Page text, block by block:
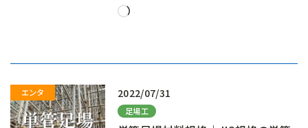
読
2022/07/31
足場工